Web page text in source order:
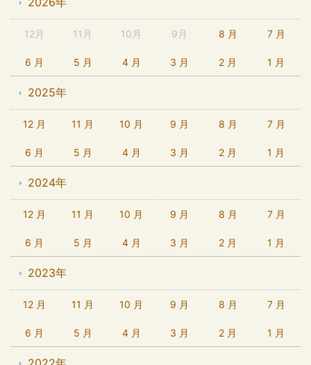
12月 11月 10月 9月 8 月 7 月
6 月 5 月 4 月 3 月 2 月 1 月
2025年
12 月 11 月 10 月 9 月 8 月 7 月
6 月 5 月 4 月 3 月 2 月 1 月
2024年
12 月 11 月 10 月 9 月 8 月 7 月
6 月 5 月 4 月 3 月 2 月 1 月
2023年
12 月 11 月 10 月 9 月 8 月 7 月
6 月 5 月 4 月 3 月 2 月 1 月